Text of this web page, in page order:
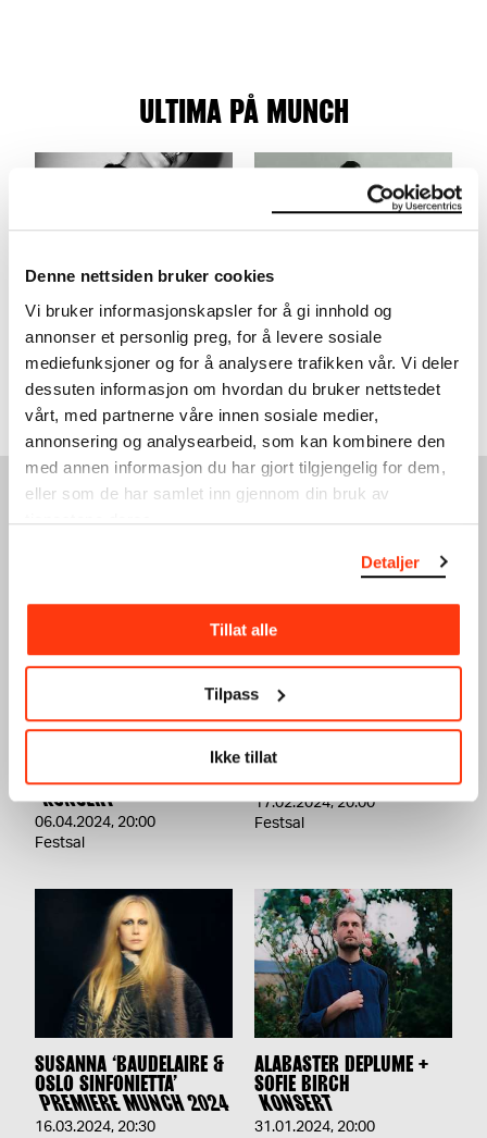
Denne nettsiden bruker cookies
Vi bruker informasjonskapsler for å gi innhold og
annonser et personlig preg, for å levere sosiale
mediefunksjoner og for å analysere trafikken vår. Vi deler
dessuten informasjon om hvordan du bruker nettstedet
vårt, med partnerne våre innen sosiale medier,
annonsering og analysearbeid, som kan kombinere den
med annen informasjon du har gjort tilgjengelig for dem,
eller som de har samlet inn gjennom din bruk av
tjenestene deres.
Detaljer
Tillat alle
Tilpass
Ikke tillat
ULTIMA PÅ MUNCH
ULTIMA: HATIS NOIT
15:00
Festsal
ULTIMA: SMERZ & GAEA
TIDLIGERE DEN DAGEN
16.09.2023,21:00
Festsal
SE OGSÅ
TERRAFORMA
PRESENTERER: LORENZO
SENNI + FAKETHIAS
KONSERT
06.04.2024, 20:00
Festsal
UTE PRESENTS: AURAL
CONNECTION VOL.2
KONSERT
17.02.2024,20:00
Festsal
SUSANNA ‘BAUDELAIRE &
OSLO SINFONIETTA’
PREMIERE MUNCH 2024
16.03.2024, 20:30
ALABASTER DEPLUME +
SOFIE BIRCH
KONSERT
31.01.2024, 20:00